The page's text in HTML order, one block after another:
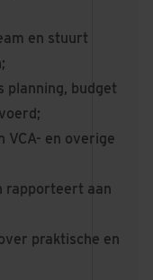
en stuurt
planning, budget
VCA- en overige
rapporteert aan
praktische en